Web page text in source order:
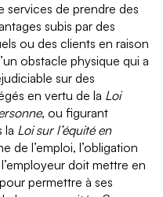
services de prendre des
subis par des
ou des clients en raison
obstacle physique qui a
sur des
en vertu de la Loi
, ou figurant
la Loi sur l’équité en
de l’emploi, l’obligation
doit mettre en
permettre à ses